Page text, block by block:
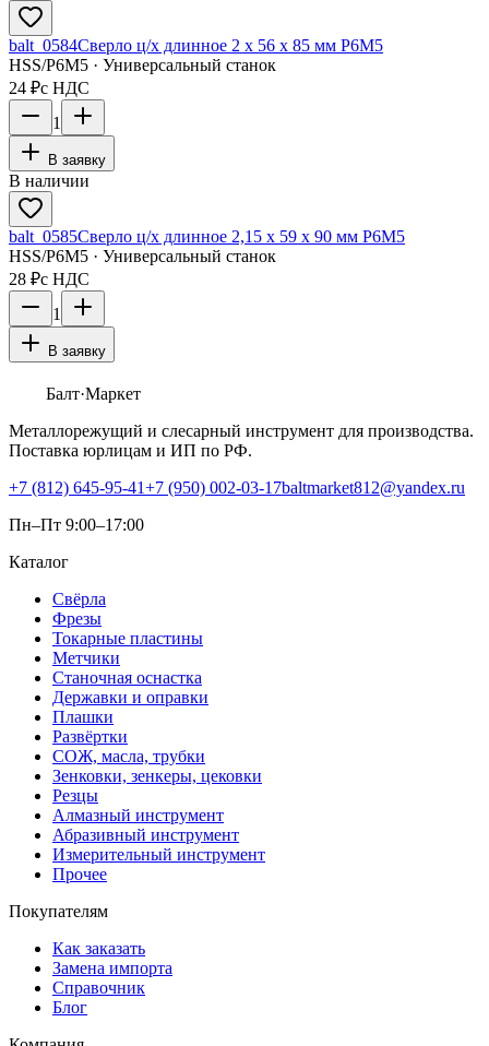
balt_0584Сверло ц/х длинное 2 х 56 х 85 мм Р6М5
HSS/Р6М5 · Универсальный станок
24 ₽с НДС
1
В заявку
В наличии
balt_0585Сверло ц/х длинное 2,15 х 59 х 90 мм Р6М5
HSS/Р6М5 · Универсальный станок
28 ₽с НДС
1
В заявку
Балт·Маркет
Металлорежущий и слесарный инструмент для производства.
Поставка юрлицам и ИП по РФ.
+7 (812) 645-95-41+7 (950) 002-03-17baltmarket812@yandex.ru
Пн–Пт 9:00–17:00
Каталог
Свёрла
Фрезы
Токарные пластины
Метчики
Станочная оснастка
Державки и оправки
Плашки
Развёртки
СОЖ, масла, трубки
Зенковки, зенкеры, цековки
Резцы
Алмазный инструмент
Абразивный инструмент
Измерительный инструмент
Прочее
Покупателям
Как заказать
Замена импорта
Справочник
Блог